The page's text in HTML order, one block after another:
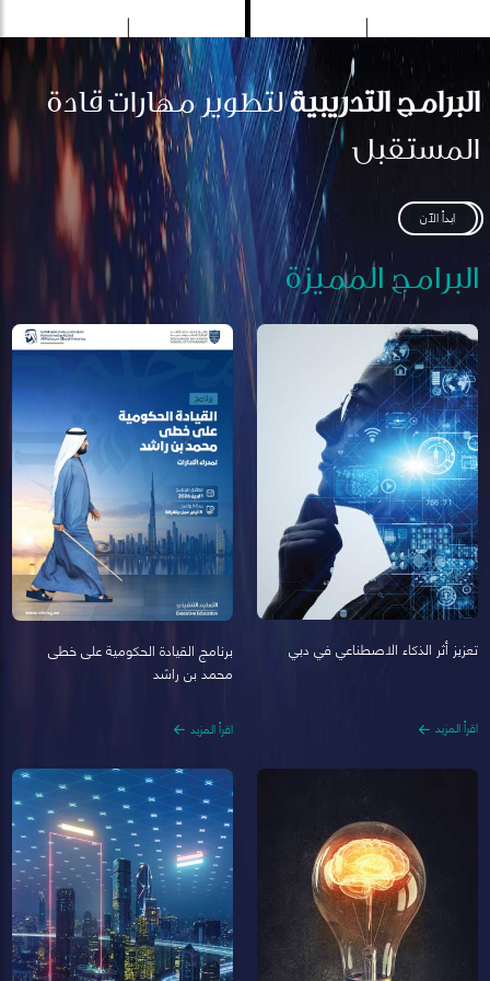
البرامج التدريبيةلتطوير مهارات قادة
المستقبل
ابدأ الآن
البرامج المميزة
تعزيز أثر الذكاء الاصطناعي في دبي
اقرأ المزيد
برنامج القيادة الحكومية على خطى
محمد بن راشد
اقرأ المزيد